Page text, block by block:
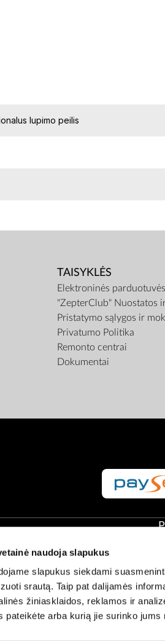
naudoja slapukus
slapukus siekdami
srautą. Taip pat dalijamės
žiniasklaidos, reklamos ir
pateikėte arba kurią jie surinko jums
lupimo peilis
TAISYKLĖS
Elektroninės
"ZepterClub" Nuostatos
Pristatymo sąlygos ir
Privatumo Politika
Remonto centrai
Dokumentai
Klientų